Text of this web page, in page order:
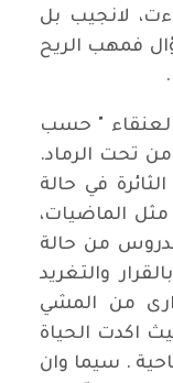
لانجيب بل
فمهب الريح
العنقاء " حسب
تحت الرماد.
في حالة
الماضيات،
من حالة
والتغريد
من المشي
اكدت الحياة
. سيما وان